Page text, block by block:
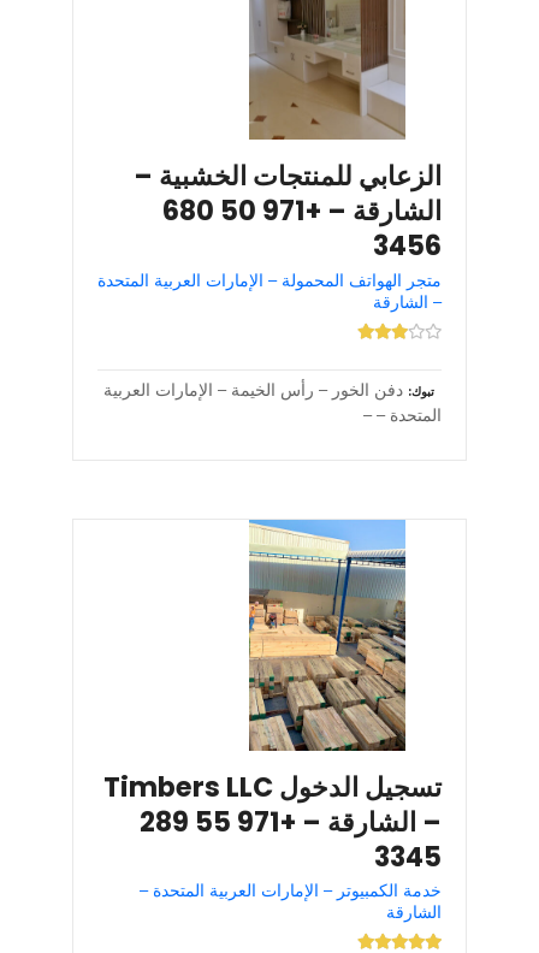
الزعابي للمنتجات الخشبية –
الشارقة – +971 50 680
3456
متجر الهواتف المحمولة – الإمارات العربية المتحدة
– الشارقة
تبوك دفن الخور – رأس الخيمة – الإمارات العربية
المتحدة – –
تسجيل الدخول Timbers LLC
– الشارقة – +971 55 289
3345
خدمة الكمبيوتر – الإمارات العربية المتحدة –
الشارقة